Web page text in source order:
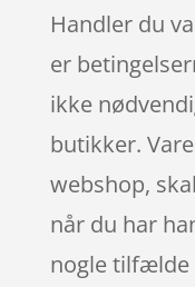
Handler du
er
ikke
butikker.
webshop,
når du har
nogle tilfælde